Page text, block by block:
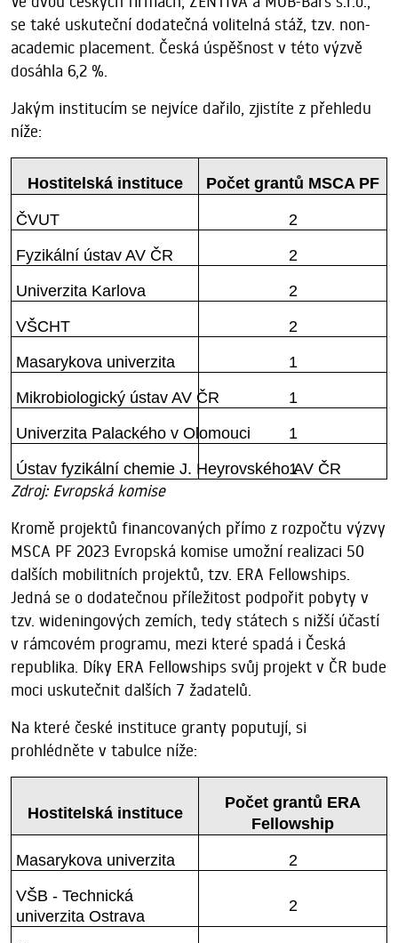
se také uskuteční dodatečná volitelná stáž, tzv. non-
academic placement. Česká úspěšnost v této výzvě
dosáhla 6,2 %.
Jakým institucím se nejvíce dařilo, zjistíte z přehledu
níže:
Hostitelská instituce Počet grantů MSCA PF
ČVUT
2
Fyzikální ústav AV ČR
2
Univerzita Karlova
2
VŠCHT
2
Masarykova univerzita
1
Mikrobiologický ústav AV ČR
1
Univerzita Palackého v Olomouci
1
Ústav fyzikální chemie J. Heyrovského AV ČR
1
Zdroj: Evropská komise
Kromě projektů financovaných přímo z rozpočtu výzvy
MSCA PF 2023 Evropská komise umožní realizaci 50
dalších mobilitních projektů, tzv. ERA Fellowships.
Jedná se o dodatečnou příležitost podpořit pobyty v
tzv. wideningových zemích, tedy státech s nižší účastí
v rámcovém programu, mezi které spadá i Česká
republika. Díky ERA Fellowships svůj projekt v ČR bude
moci uskutečnit dalších 7 žadatelů.
Na které české instituce granty poputují, si
prohlédněte v tabulce níže:
Hostitelská instituce
Počet grantů ERA
Fellowship
Masarykova univerzita
2
VŠB - Technická
univerzita Ostrava
2